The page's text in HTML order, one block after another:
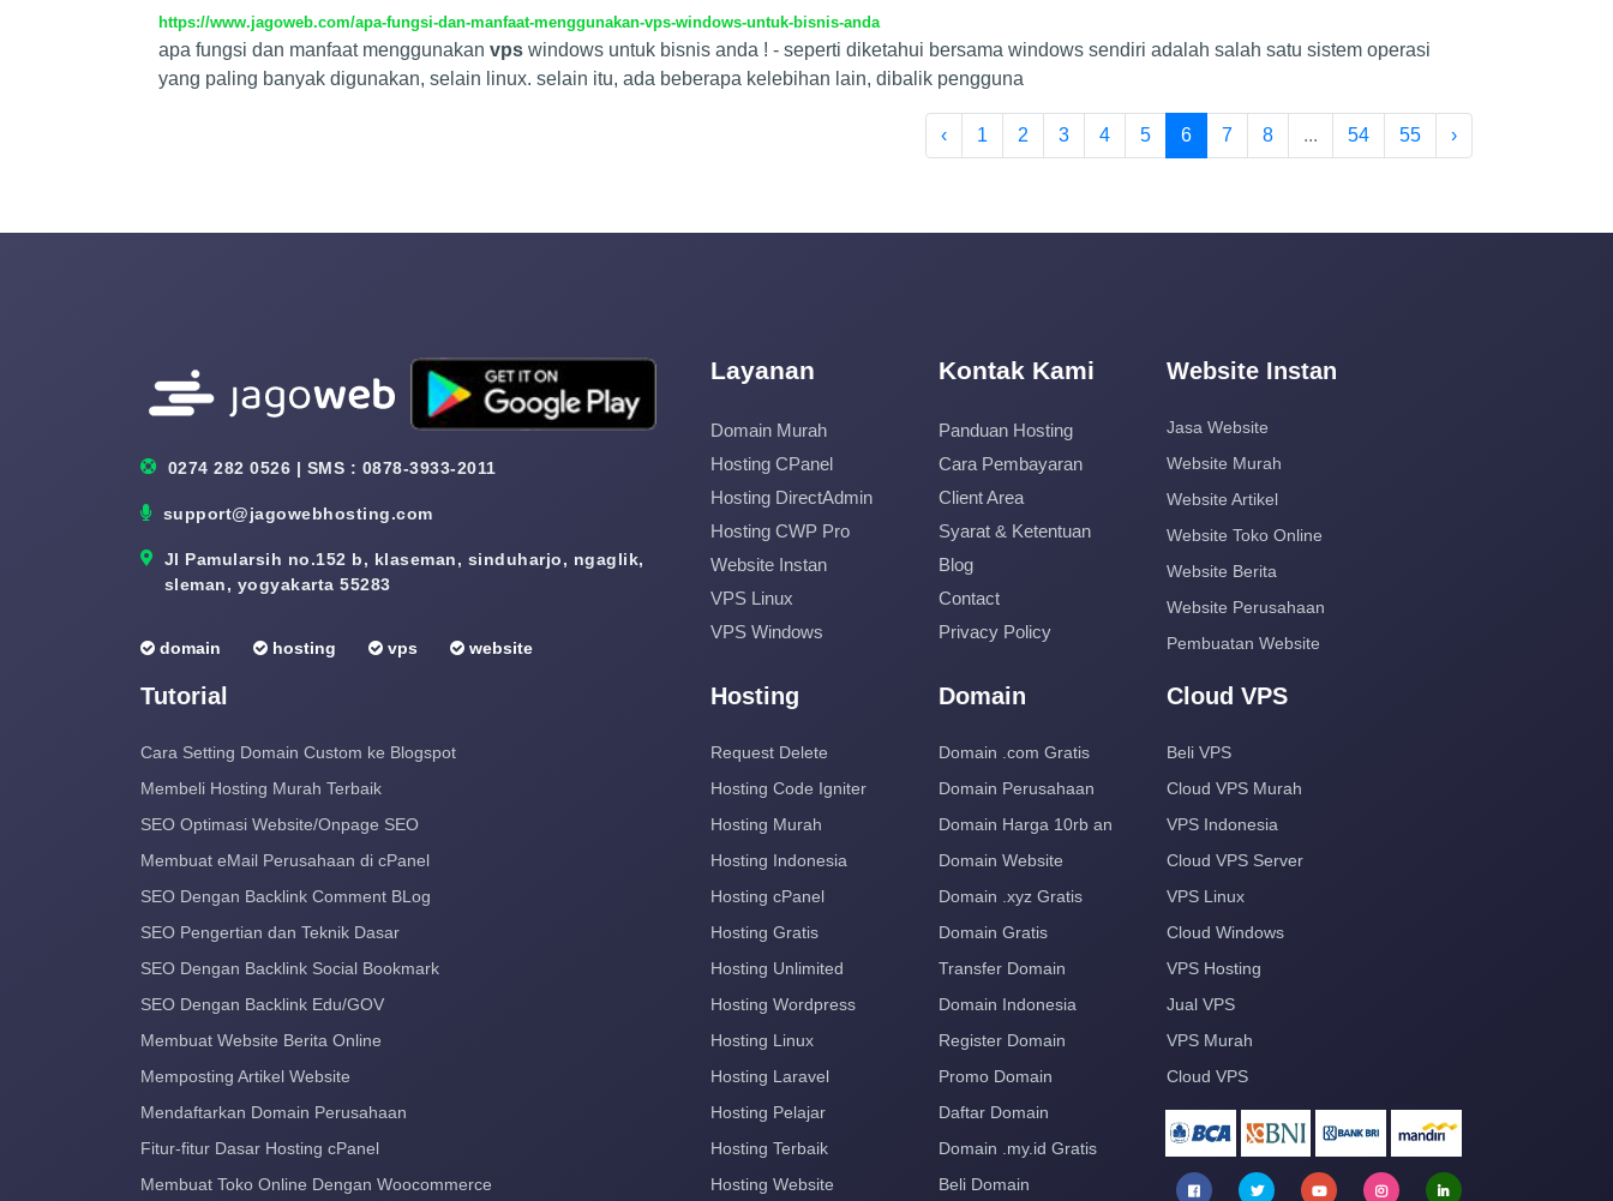
https://www.jagoweb.com/apa-fungsi-dan-manfaat-menggunakan-vps-windows-untuk-bisnis-anda
apa fungsi dan manfaat menggunakan vps windows untuk bisnis anda ! - seperti diketahui bersama windows sendiri adalah salah satu sistem operasi
yang paling banyak digunakan, selain linux. selain itu, ada beberapa kelebihan lain, dibalik pengguna
‹ 1 2 3 4 5 6 7 8 ... 54 55 ›
0274 282 0526 | SMS : 0878-3933-2011
support@jagowebhosting.com
Jl Pamularsih no.152 b, klaseman, sinduharjo, ngaglik,
sleman, yogyakarta 55283
domain hosting vps website
Layanan
Domain Murah
Hosting CPanel
Hosting DirectAdmin
Hosting CWP Pro
Website Instan
VPS Linux
VPS Windows
Kontak Kami
Panduan Hosting
Cara Pembayaran
Client Area
Syarat & Ketentuan
Blog
Contact
Privacy Policy
Website Instan
Jasa Website
Website Murah
Website Artikel
Website Toko Online
Website Berita
Website Perusahaan
Pembuatan Website
Tutorial
Cara Setting Domain Custom ke Blogspot
Membeli Hosting Murah Terbaik
SEO Optimasi Website/Onpage SEO
Membuat eMail Perusahaan di cPanel
SEO Dengan Backlink Comment BLog
SEO Pengertian dan Teknik Dasar
SEO Dengan Backlink Social Bookmark
SEO Dengan Backlink Edu/GOV
Membuat Website Berita Online
Memposting Artikel Website
Mendaftarkan Domain Perusahaan
Fitur-fitur Dasar Hosting cPanel
Membuat Toko Online Dengan Woocommerce
Hosting
Request Delete
Hosting Code Igniter
Hosting Murah
Hosting Indonesia
Hosting cPanel
Hosting Gratis
Hosting Unlimited
Hosting Wordpress
Hosting Linux
Hosting Laravel
Hosting Pelajar
Hosting Terbaik
Hosting Website
Domain
Domain .com Gratis
Domain Perusahaan
Domain Harga 10rb an
Domain Website
Domain .xyz Gratis
Domain Gratis
Transfer Domain
Domain Indonesia
Register Domain
Promo Domain
Daftar Domain
Domain .my.id Gratis
Beli Domain
Cloud VPS
Beli VPS
Cloud VPS Murah
VPS Indonesia
Cloud VPS Server
VPS Linux
Cloud Windows
VPS Hosting
Jual VPS
VPS Murah
Cloud VPS